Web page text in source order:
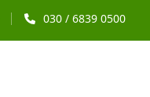
030 / 6839 0500